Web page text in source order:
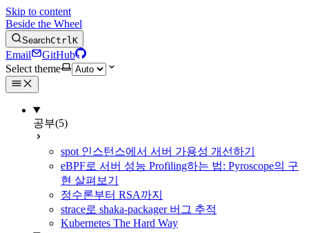
Skip to content
Beside the Wheel
SearchCtrlK
Email
GitHub
Select theme
공부(5)
spot 인스턴스에서 서버 가용성 개선하기
eBPF로 서버 성능 Profiling하는 법: Pyroscope의 구
현 살펴보기
정수론부터 RSA까지
strace로 shaka-packager 버그 추적
Kubernetes The Hard Way